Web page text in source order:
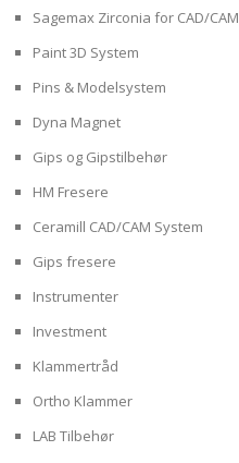
Sagemax Zirconia for CAD/CAM
Paint 3D System
Pins & Modelsystem
Dyna Magnet
Gips og Gipstilbehør
HM Fresere
Ceramill CAD/CAM System
Gips fresere
Instrumenter
Investment
Klammertråd
Ortho Klammer
LAB Tilbehør